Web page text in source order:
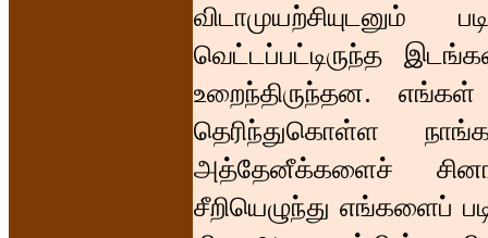
விடாமுயற்சியுடனும்
வெட்டப்பட்டிருந்த
உறைந்திருந்தன.
தெரிந்துகொள்ள
அத்தேனீக்களைச்
சீறியெழுந்து எங்களைப்